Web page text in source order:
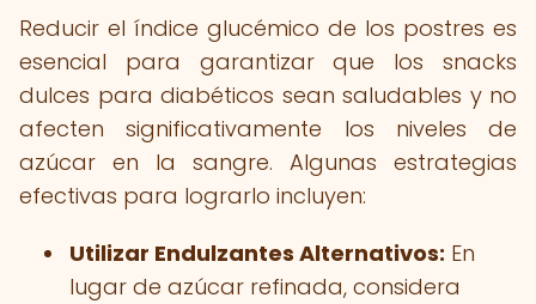
Reducir el índice glucémico de los postres es
esencial para garantizar que los snacks
dulces para diabéticos sean saludables y no
afecten significativamente los niveles de
azúcar en la sangre. Algunas estrategias
efectivas para lograrlo incluyen:
Utilizar Endulzantes Alternativos: En
lugar de azúcar refinada, considera